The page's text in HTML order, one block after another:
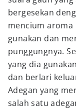
bergesekan
mencium aroma
gunakan dan
punggungnya.
yang dia
dan berlari
Adegan yang
salah satu